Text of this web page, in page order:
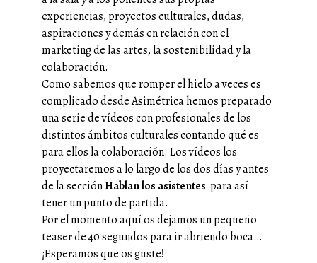
experiencias, proyectos culturales, dudas,
aspiraciones y demás en relación con el
marketing de las artes, la sostenibilidad y la
colaboración.
Como sabemos que romper el hielo a veces es
complicado desde Asimétrica hemos preparado
una serie de vídeos con profesionales de los
distintos ámbitos culturales contando qué es
para ellos la colaboración. Los vídeos los
proyectaremos a lo largo de los dos días y antes
de la secciónHablan los asistentes para así
tener un punto de partida.
Por el momento aquí os dejamos un pequeño
teaser de 40 segundos para ir abriendo boca…
¡Esperamos que os guste!